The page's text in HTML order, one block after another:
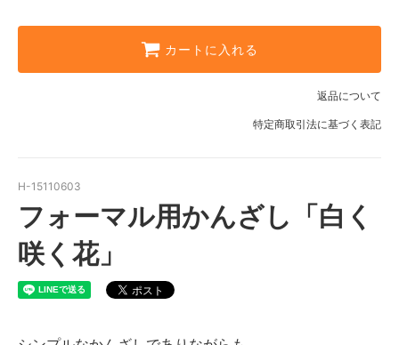
カートに入れる
返品について
特定商取引法に基づく表記
H-15110603
フォーマル用かんざし「白く
咲く花」